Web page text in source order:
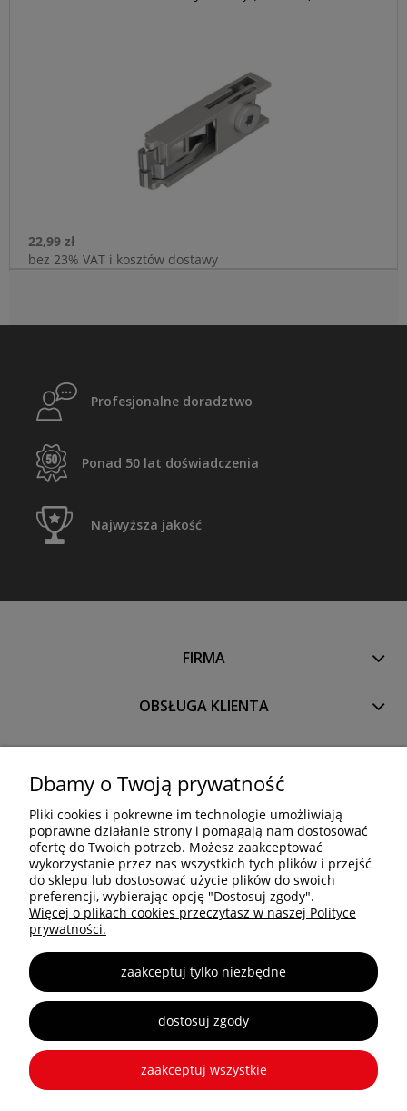
22,99 zł
bez 23% VAT i kosztów dostawy
Profesjonalne doradztwo
Ponad 50 lat doświadczenia
Najwyższa jakość
FIRMA
OBSŁUGA KLIENTA
PRODUKTY
OCTANORM SYSTEM Polska Sp. z o.o. Sp. k.
Trakt Brzeski 83
05-077 Warszawa
Tel: +48 22 773 03 50
info@octa.pl
www.octanorm.pl
Copyright © 2025 OCTANORM
Dbamy o Twoją prywatność
Pliki cookies i pokrewne im technologie umożliwiają
poprawne działanie strony i pomagają nam dostosować
ofertę do Twoich potrzeb. Możesz zaakceptować
wykorzystanie przez nas wszystkich tych plików i przejść
do sklepu lub dostosować użycie plików do swoich
preferencji, wybierając opcję "Dostosuj zgody".
Więcej o plikach cookies przeczytasz w naszej Polityce
prywatności.
zaakceptuj tylko niezbędne
dostosuj zgody
zaakceptuj wszystkie